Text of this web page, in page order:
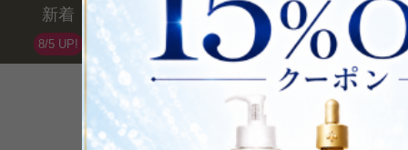
新着
8/5 UP!
セール ランキング ブ
お支払い方法